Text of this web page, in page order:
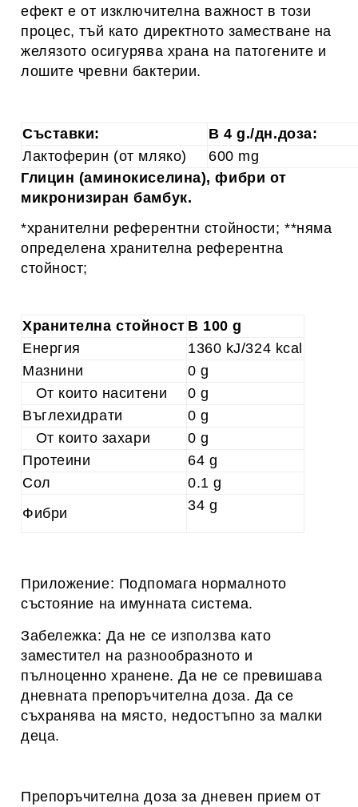
ефект е от изключителна важност в този
процес, тъй като директното заместване на
желязото осигурява храна на патогените и
лошите чревни бактерии.
Съставки:
В 4 g./дн.доза:
Лактоферин (от мляко)
600 mg
Глицин (аминокиселина), фибри от
микронизиран бамбук.
*хранителни референтни стойности; **няма
определена хранителна референтна
стойност;
Хранителна стойност В 100 g
Енергия
1360 kJ/324 kcal
Мазнини
0 g
От които наситени
0 g
Въглехидрати
0 g
От които захари
0 g
Протеини
64 g
Сол
0.1 g
Фибри
34 g
Приложение: Подпомага нормалното
състояние на имунната система.
Забележка: Да не се използва като
заместител на разнообразното и
пълноценно хранене. Да не се превишава
дневната препоръчителна доза. Да се
съхранява на място, недостъпно за малки
деца.
Препоръчителна доза за дневен прием от